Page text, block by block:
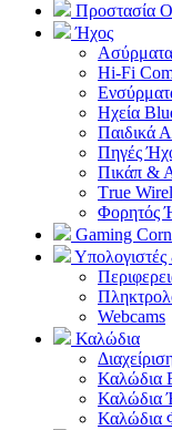
Προστασία
Ήχος
Hi-Fi
Ηχεία
Παιδικά
Πηγές
Πικάπ &
Τrue
Φορητός
Gaming
Webcams
Καλώδια
Καλώδια
Καλώδια
Καλώδια